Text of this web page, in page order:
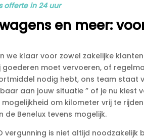
offerte in 24 uur
en meer:
we klaar voor zowel zakelijke
moet vervoeren, of
nodig hebt, ons team staat
aan jouw situatie ” of je nu kiest
om kilometer vrij te rijden
Benelux tevens mogelijk.​
vergunning is niet altijd noodzakelijk